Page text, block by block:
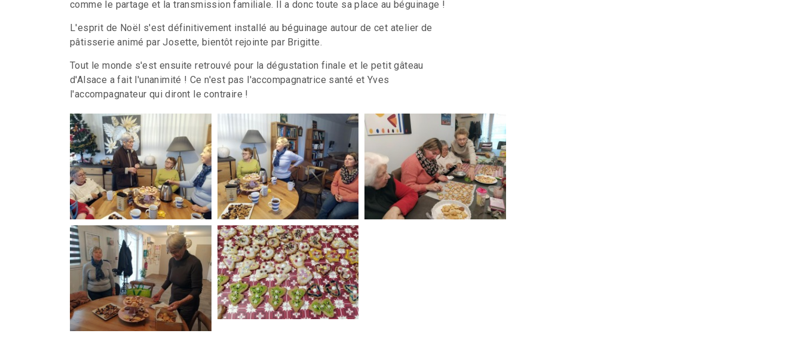
comme le partage et la transmission familiale. Il a donc toute sa place au béguinage !
L'esprit de Noël s'est définitivement installé au béguinage autour de cet atelier de
pâtisserie animé par Josette, bientôt rejointe par Brigitte.
Tout le monde s'est ensuite retrouvé pour la dégustation finale et le petit gâteau
d'Alsace a fait l'unanimité ! Ce n'est pas l'accompagnatrice santé et Yves
l'accompagnateur qui diront le contraire !